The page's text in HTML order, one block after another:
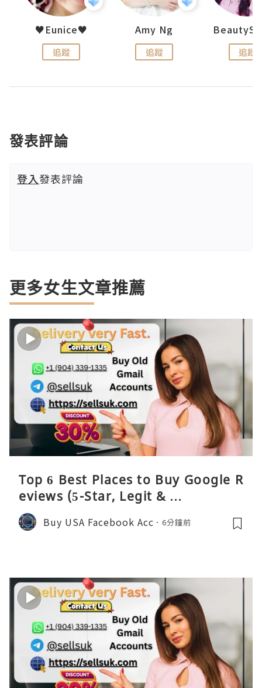
♥Eunice♥
追蹤
Amy Ng
追蹤 追蹤
發表評論
登入發表評論
更多女生文章推薦
Top 6 Best Places to Buy Google R
eviews (5-Star, Legit & …
Buy USA Facebook Acc 6分鐘前